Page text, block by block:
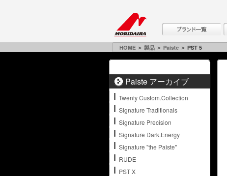
HOME＞ 製品＞ Paiste＞ PST 5
Paiste アーカイブ
Twenty Custom.Collection
Signature Traditionals
Signature Precision
Signature Dark.Energy
Signature "the Paiste"
RUDE
PST X